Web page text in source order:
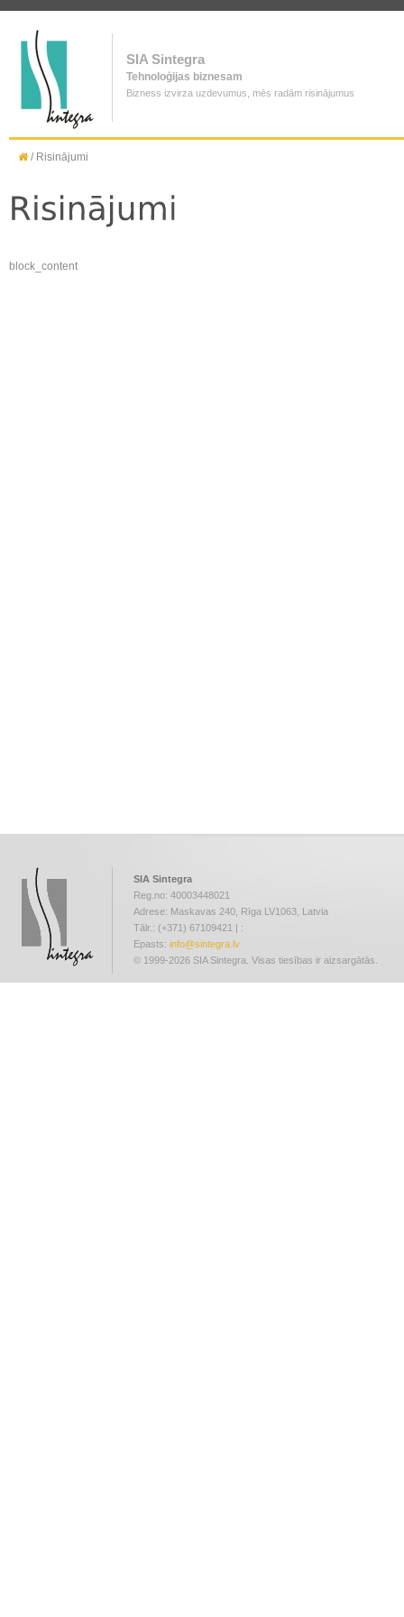
SIA Sintegra
Tehnoloģijas biznesam
Bizness izvirza uzdevumus, mēs radām risinājumus
/ Risinājumi
block_content
SIA Sintegra
Reg.no: 40003448021
Adrese: Maskavas 240, Rīga LV1063, Latvia
Tālr.: (+371) 67109421 | :
Epasts: info@sintegra.lv
© 1999-2026 SIA Sintegra. Visas tiesības ir aizsargātās.